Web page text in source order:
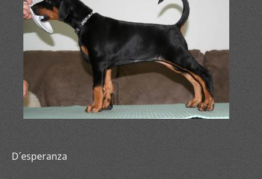
D´esperanza